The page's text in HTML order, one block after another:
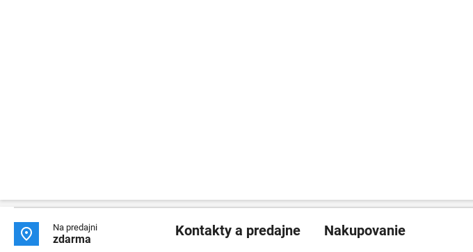
 Na predajni
zdarma
Kontakty a predajne Nakupovanie